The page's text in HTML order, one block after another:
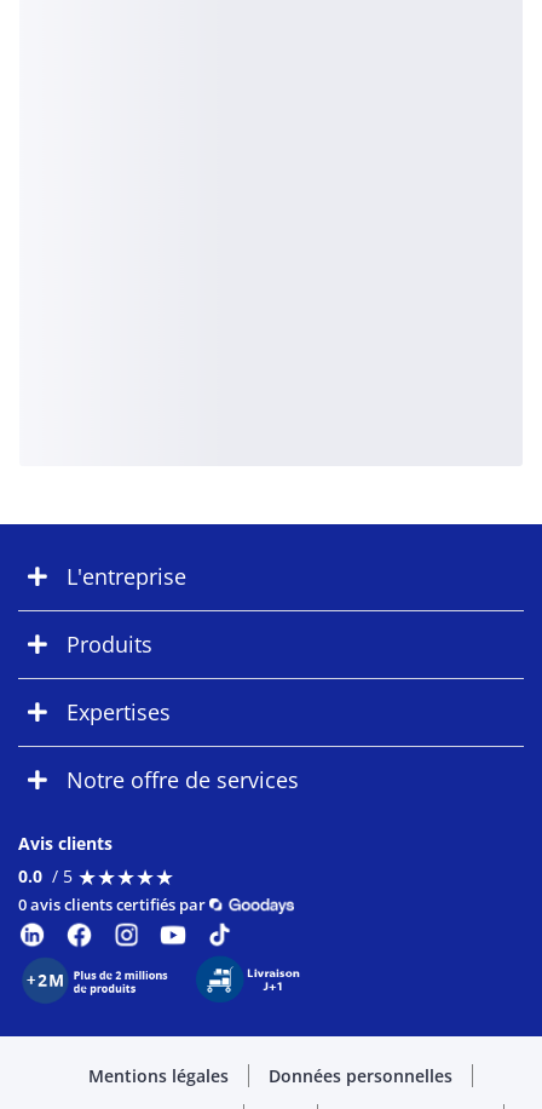
L'entreprise
Produits
Expertises
Notre offre de services
Avis clients
0.0 / 5 ★★★★★
★★★★★
0 avis clients certifiés par
Mentions légales
Données personnelles